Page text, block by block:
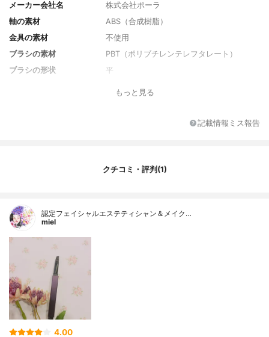
メーカー会社名
株式会社ポーラ
軸の素材
ABS（合成樹脂）
金具の素材
不使用
ブラシの素材
PBT（ポリブチレンテレフタレート）
ブラシの形状
平
もっと見る
記載情報ミス報告
クチコミ・評判(1)
認定フェイシャルエステティシャン＆メイク…
miel
4.00